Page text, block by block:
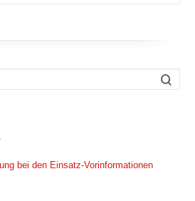
bei den Einsatz-Vorinformationen